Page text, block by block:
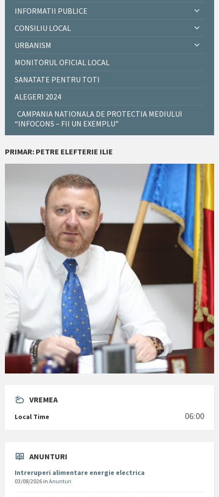
INFORMATII PUBLICE
CONSILIU LOCAL
URBANISM
MONITORUL OFICIAL LOCAL
SANATATE PENTRU TOTI
ALEGERI 2024
CAMPANIA NATIONALA DE PROTECTIA MEDIULUI
“INFOCONS – FII UN EXEMPLU”
PRIMAR: PETRE ELEFTERIE ILIE
VREMEA
Local Time 06:00
ANUNTURI
Intreruperi alimentare energie electrica
03/08/2026 in Anunturi